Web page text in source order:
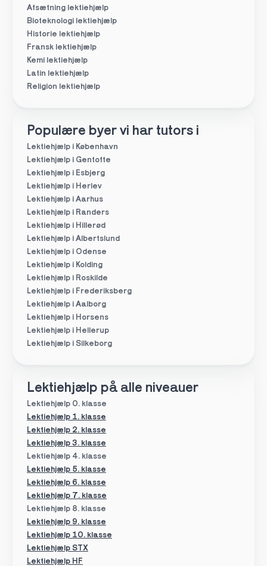
Afsætning lektiehjælp
Bioteknologi lektiehjælp
Historie lektiehjælp
Fransk lektiehjælp
Kemi lektiehjælp
Latin lektiehjælp
Religion lektiehjælp
Populære byer vi har tutors i
Lektiehjælp i København
Lektiehjælp i Gentofte
Lektiehjælp i Esbjerg
Lektiehjælp i Herlev
Lektiehjælp i Aarhus
Lektiehjælp i Randers
Lektiehjælp i Hillerød
Lektiehjælp i Albertslund
Lektiehjælp i Odense
Lektiehjælp i Kolding
Lektiehjælp i Roskilde
Lektiehjælp i Frederiksberg
Lektiehjælp i Aalborg
Lektiehjælp i Horsens
Lektiehjælp i Hellerup
Lektiehjælp i Silkeborg
Lektiehjælp på alle niveauer
Lektiehjælp 0. klasse
Lektiehjælp 4. klasse
Lektiehjælp 5. klasse
Lektiehjælp 8. klasse
Lektiehjælp 1. klasse
Lektiehjælp 6. klasse
Lektiehjælp 7. klasse
Lektiehjælp 2. klasse
Lektiehjælp 3. klasse
Lektiehjælp 9. klasse
Lektiehjælp 10. klasse
Lektiehjælp HF
Lektiehjælp STX